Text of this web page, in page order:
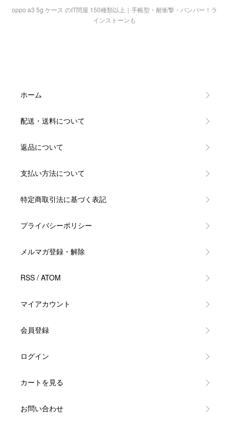
oppo a3 5g ケース のIT問屋 150種類以上｜手帳型・耐衝撃・バンパー！ラ
インストーンも
ホーム
配送・送料について
返品について
支払い方法について
特定商取引法に基づく表記
プライバシーポリシー
メルマガ登録・解除
RSS / ATOM
マイアカウント
会員登録
ログイン
カートを見る
お問い合わせ